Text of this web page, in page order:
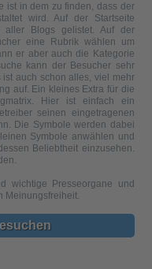
ist in dem zu finden, dass der
wird. Auf der Startseite
aller Blogs gelistet. Auf der
eine Rubrik wählen um
er aber auch die Kategorie
kann der Besucher sehr
auch schon alles, viel mehr
auf. Ein kleines Extra für die
Hier ist einfach ein
seinen eingetragenen
Die Symbole werden dabei
Symbole anwählen und
Beliebtheit einzusehen.
wichtige Presseorgane und
Meinungsfreiheit.